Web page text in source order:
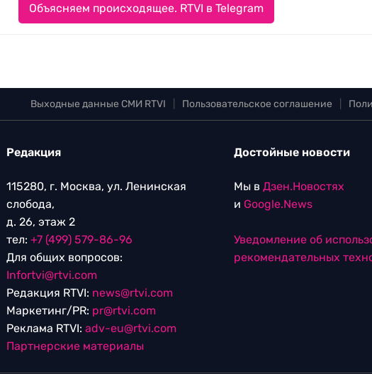
Объясняем происходящее. RTVI в Telegram
Выходные данные СМИ RTVI Пользовательское соглашение
Редакция
115280, г. Москва, ул. Ленинская
слобода,
д. 26, этаж 2
тел: +7 (499) 579-86-96
Для общих вопросов:
Infortvi@rtvi.com
Редакция RTVI: news@rtvi.com
Маркетинг/PR: pr@rtvi.com
Реклама RTVI: adv-eu@rtvi.com
Партнерские материалы
Достойные новости
Мы в Дзен.Новостях
и Google.News
Уведомление об
рекомендательных